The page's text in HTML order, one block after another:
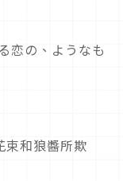
恋の、ようなも
和狼醬所欺